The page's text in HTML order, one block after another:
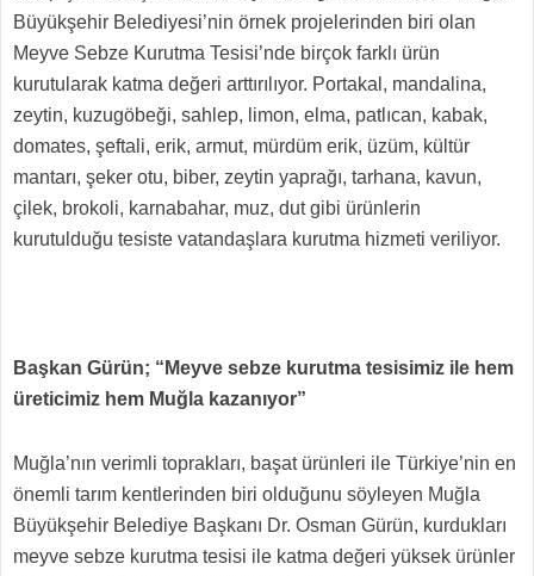
Büyükşehir Belediyesi’nin örnek projelerinden biri olan
Meyve Sebze Kurutma Tesisi’nde birçok farklı ürün
kurutularak katma değeri arttırılıyor. Portakal, mandalina,
zeytin, kuzugöbeği, sahlep, limon, elma, patlıcan, kabak,
domates, şeftali, erik, armut, mürdüm erik, üzüm, kültür
mantarı, şeker otu, biber, zeytin yaprağı, tarhana, kavun,
çilek, brokoli, karnabahar, muz, dut gibi ürünlerin
kurutulduğu tesiste vatandaşlara kurutma hizmeti veriliyor.
Başkan Gürün; “Meyve sebze kurutma tesisimiz ile hem
üreticimiz hem Muğla kazanıyor”
Muğla’nın verimli toprakları, başat ürünleri ile Türkiye’nin en
önemli tarım kentlerinden biri olduğunu söyleyen Muğla
Büyükşehir Belediye Başkanı Dr. Osman Gürün, kurdukları
meyve sebze kurutma tesisi ile katma değeri yüksek ürünler